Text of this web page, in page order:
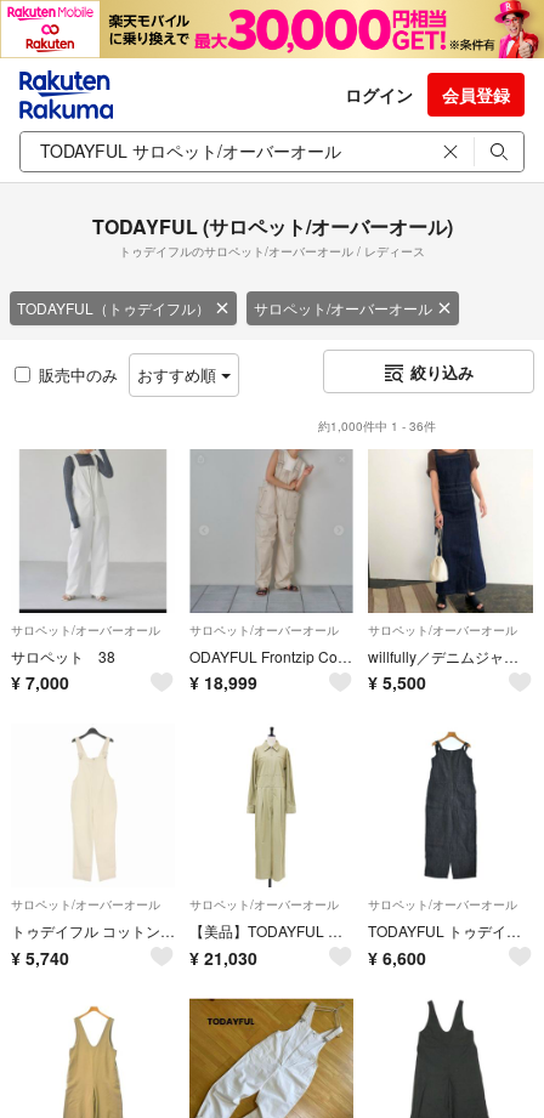
ログイン 会員登録
TODAYFUL (サロペット/オーバーオール)
トゥデイフルのサロペット/オーバーオール / レディース
TODAYFUL（トゥデイフル） サロペット/オーバーオール
販売中のみ おすすめ順 絞り込み
約1,000件中 1 - 36件
サロペット/オーバーオール
サロペット 38
¥ 7,000
サロペット/オーバーオール
ODAYFUL Frontzip Cotton Salopette
¥ 18,999
サロペット/オーバーオール
willfully／デニムジャンパースカート
¥ 5,500
サロペット/オーバーオール
トゥデイフル コットンスリムサロペット オーバーオール オールインワン 38
¥ 5,740
サロペット/オーバーオール
【美品】TODAYFUL トゥデイフル ベージュ サイズ:38(M) 25秋冬 ツイル ジップ コンビネゾン Twill Zip Combinaison ジャンプスーツ オールインワン ワイド ジップアップ コットン ボトムス ズボン【レディース】【中古】
¥ 21,030
サロペット/オーバーオール
TODAYFUL トゥデイフル オールインワン/サロペット M 紺 【古着】【中古】【送料無料】
¥ 6,600